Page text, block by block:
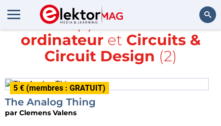
Rechercher
Article(s) avec la balise
ordinateuret Circuits &
Circuit Design (2)
5 € (membres : GRATUIT)
The Analog Thing
par Clemens Valens